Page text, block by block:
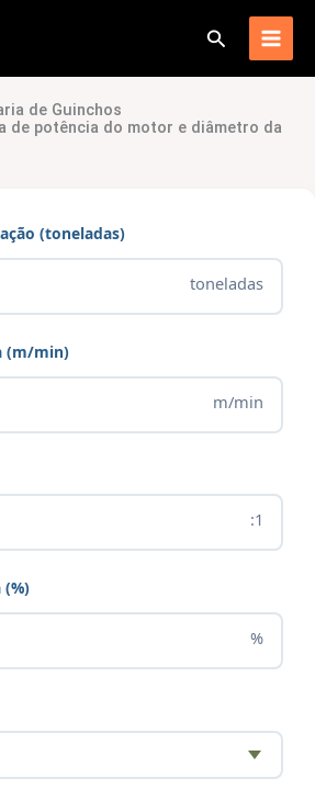
Procurar
de Guinchos
de potência do motor e diâmetro da
(toneladas)
toneladas
(m/min)
m/min
:1
%